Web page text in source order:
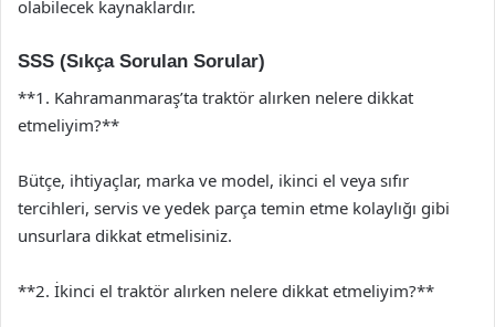
olabilecek kaynaklardır.
SSS (Sıkça Sorulan Sorular)
**1. Kahramanmaraş’ta traktör alırken nelere dikkat
etmeliyim?**
Bütçe, ihtiyaçlar, marka ve model, ikinci el veya sıfır
tercihleri, servis ve yedek parça temin etme kolaylığı gibi
unsurlara dikkat etmelisiniz.
**2. İkinci el traktör alırken nelere dikkat etmeliyim?**